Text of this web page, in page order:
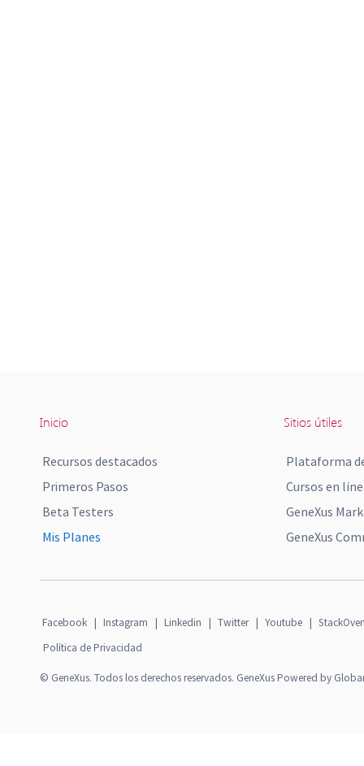
Inicio
Recursos destacados
Primeros Pasos
Beta Testers
Mis Planes
Sitios útiles
Plataforma
Cursos en
GeneXus
GeneXus
Facebook | Instagram | Linkedin | Twitter | Youtube |
Política de Privacidad
© GeneXus. Todos los derechos reservados. GeneXus Powered by